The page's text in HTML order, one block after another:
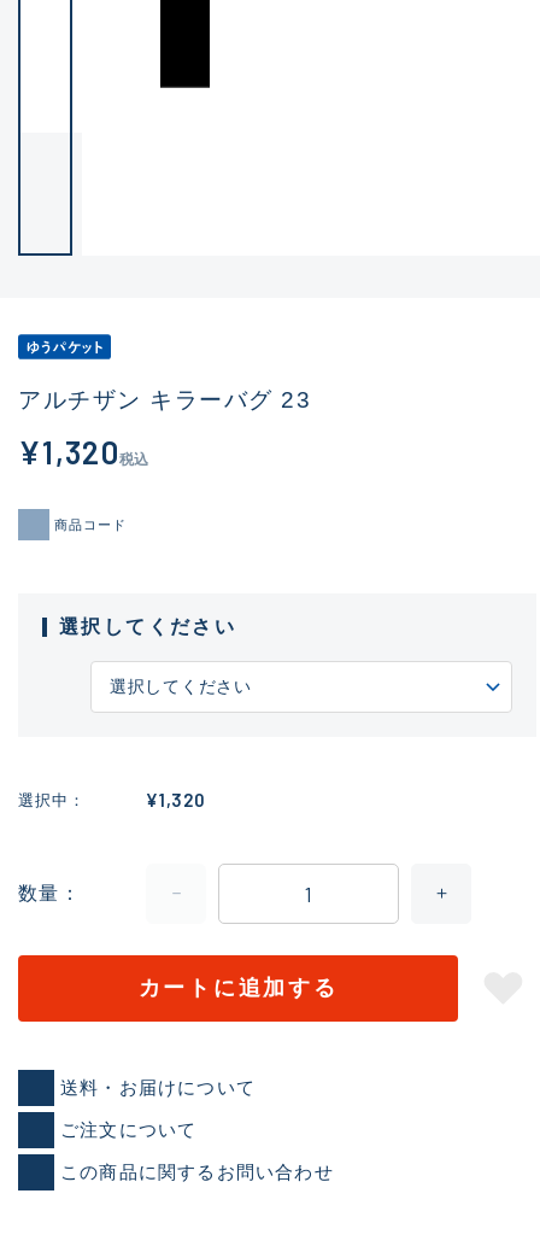
アルチザン キラーバグ 23
¥1,320税込
商品コード
選択してください
選択中 ¥1,320
数量
カートに追加する
送料・お届けについて
ご注文について
この商品に関するお問い合わせ